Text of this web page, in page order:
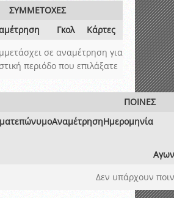
ΣΥΜΜΕΤΟΧΕΣ
Γκολ
Κάρτες
σε αναμέτρηση για
περιόδο που επιλάξατε
ΠΟΙΝΕΣ
ΑναμέτρησηΗμερομηνία
Δεν υπάρχουν